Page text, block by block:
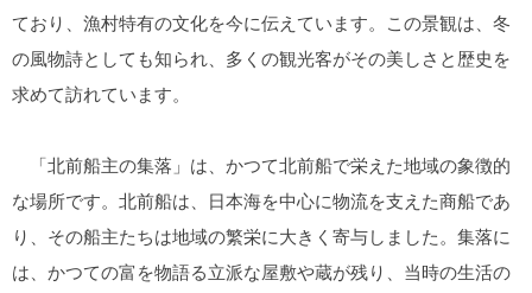
ており、漁村特有の文化を今に伝えています。この景観は、冬
の風物詩としても知られ、多くの観光客がその美しさと歴史を
求めて訪れています。
「北前船主の集落」は、かつて北前船で栄えた地域の象徴的
な場所です。北前船は、日本海を中心に物流を支えた商船であ
り、その船主たちは地域の繁栄に大きく寄与しました。集落に
は、かつての富を物語る立派な屋敷や蔵が残り、当時の生活の